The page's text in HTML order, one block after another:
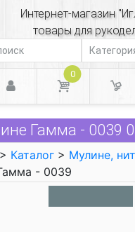
Интернет-магазин
товары для
0
Гамма - 0039
> Каталог > Мулине,
- 0039